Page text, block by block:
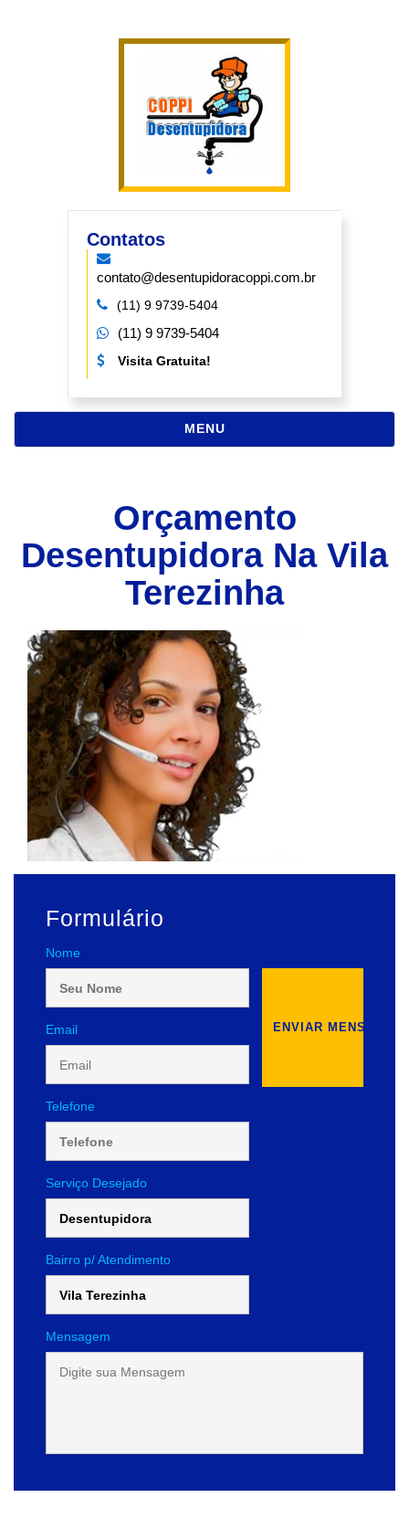
Contatos
contato@desentupidoracoppi.com.br
(11) 9 9739-5404
(11) 9 9739-5404
Visita Gratuita!
MENUNAVEGAÇÃO
Orçamento
Desentupidora Na Vila
Terezinha
Formulário
Nome
Email
Telefone
Serviço Desejado
Bairro p/ Atendimento
Mensagem